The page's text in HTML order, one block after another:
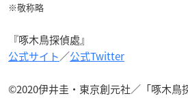
※敬称略
『啄木鳥探偵處』
公式サイト／公式Twitter
©2020伊井圭・東京創元社／「啄木鳥